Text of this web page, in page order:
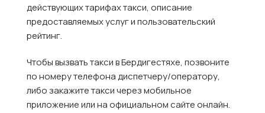
действующих тарифах такси, описание
предоставляемых услуг и пользовательский
рейтинг.
Чтобы вызвать такси в Бердигестяхе, позвоните
по номеру телефона диспетчеру/оператору,
либо закажите такси через мобильное
приложение или на официальном сайте онлайн.